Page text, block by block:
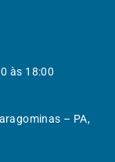
às 18:00
– PA,